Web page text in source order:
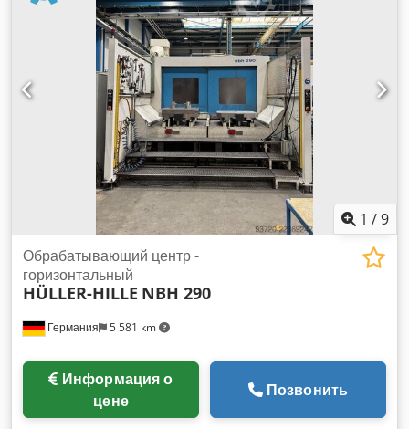
1 /9
Германия 5 581 km
Обрабатывающий центр -
горизонтальный
HÜLLER-HILLE NBH 290
цене
Позвонить